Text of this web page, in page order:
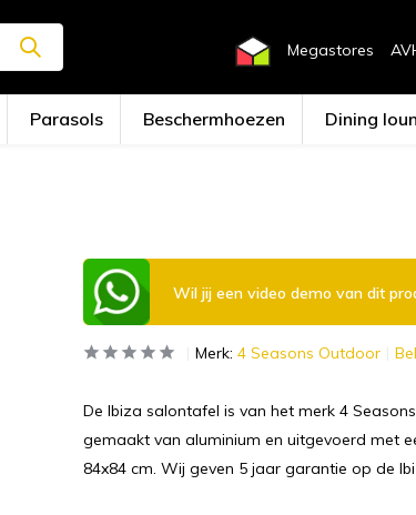
Megastores
Parasols Beschermhoezen Dining
Wil jij een video demo van dit
Merk: 4 Seasons Outdoor
De Ibiza salontafel is van het merk 4
gemaakt van aluminium en uitgevoerd met
84x84 cm. Wij geven 5 jaar garantie op de